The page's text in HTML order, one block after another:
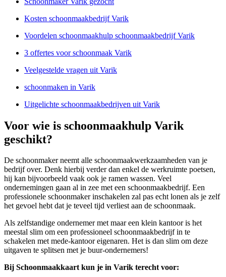
Kosten schoonmaakbedrijf Varik
Voordelen schoonmaakhulp schoonmaakbedrijf Varik
3 offertes voor schoonmaak Varik
Veelgestelde vragen uit Varik
schoonmaken in Varik
Uitgelichte schoonmaakbedrijven uit Varik
Voor wie is schoonmaakhulp Varik
geschikt?
De schoonmaker neemt alle schoonmaakwerkzaamheden van je
bedrijf over. Denk hierbij verder dan enkel de werkruimte poetsen,
hij kan bijvoorbeeld vaak ook je ramen wassen. Veel
ondernemingen gaan al in zee met een schoonmaakbedrijf. Een
professionele schoonmaker inschakelen zal pas echt lonen als je zelf
het gevoel hebt dat je teveel tijd verliest aan de schoonmaak.
Als zelfstandige ondernemer met maar een klein kantoor is het
meestal slim om een professioneel schoonmaakbedrijf in te
schakelen met mede-kantoor eigenaren. Het is dan slim om deze
uitgaven te splitsen met je buur-ondernemers!
Bij Schoonmaakkaart kun je in Varik terecht voor: